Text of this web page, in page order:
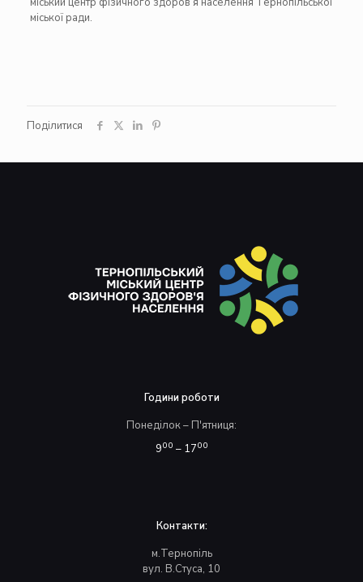
міської ради.
Поділитися
Години роботи
Понеділок – П'ятниця:
900 – 1700
Контакти:
м.Тернопіль
вул. В.Стуса, 10